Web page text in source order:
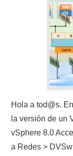
Hola a tod@s.
la versión de un
vSphere 8.0
a Redes >